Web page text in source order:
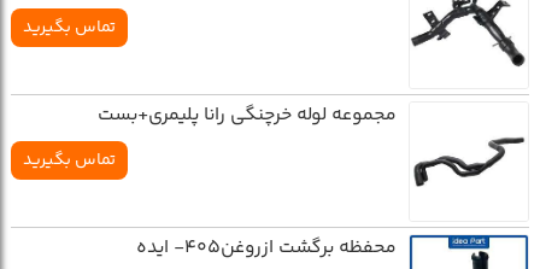
تماس بگیرید
مجموعه لوله خرچنگي رانا پليمري+بست
تماس بگیرید
محفظه برگشت ازروغن405- ايده